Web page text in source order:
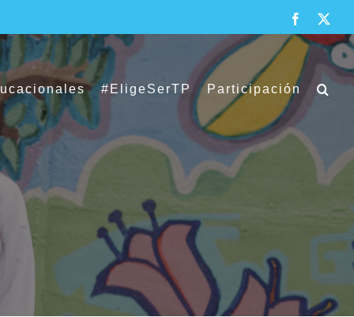
Facebook
#EligeSerTP Participación